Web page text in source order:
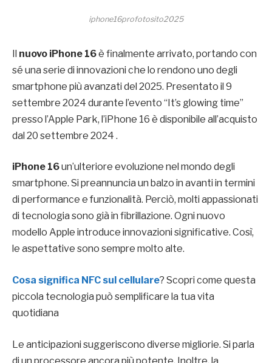
iphone16profotosito2025
Il nuovo iPhone 16è finalmente arrivato, portando con
sé una serie di innovazioni che lo rendono uno degli
smartphone più avanzati del 2025. Presentato il 9
settembre 2024 durante l’evento “It’s glowing time”
presso l’Apple Park, l’iPhone 16 è disponibile all’acquisto
dal 20 settembre 2024 .
iPhone 16un’ulteriore evoluzione nel mondo degli
smartphone. Si preannuncia un balzo in avanti in termini
di performance e funzionalità. Perciò, molti appassionati
di tecnologia sono già in fibrillazione. Ogni nuovo
modello Apple introduce innovazioni significative. Così,
le aspettative sono sempre molto alte.
Cosa significa NFC sul cellulare? Scopri come questa
piccola tecnologia può semplificare la tua vita
quotidiana
Le anticipazioni suggeriscono diverse migliorie. Si parla
di un processore ancora più potente. Inoltre, la